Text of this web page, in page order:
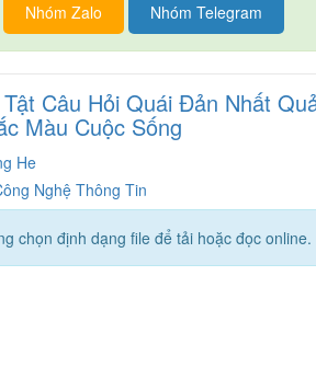
Nhóm Zalo Nhóm Telegram
Câu Hỏi Quái Đản Nhất
Màu Cuộc Sống
He
Nghệ Thông Tin
chọn định dạng file để tải hoặc đọc online.